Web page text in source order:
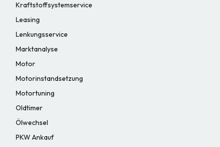
Kraftstoffsystemservice
Leasing
Lenkungsservice
Marktanalyse
Motor
Motorinstandsetzung
Motortuning
Oldtimer
Ölwechsel
PKW Ankauf